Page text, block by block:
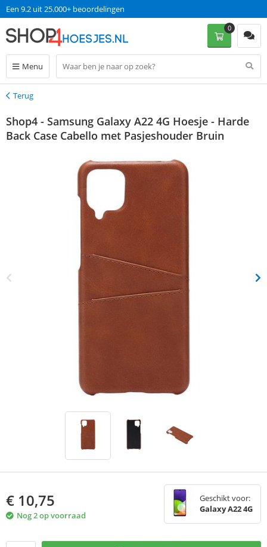
Een 9.2 uit 25.000+ beoordelingen
Menu
0
Terug
Terug
Shop4 - Samsung Galaxy A22 4G Hoesje - Harde
Back Case Cabello met Pasjeshouder Bruin
€ 10,75
Nog 2 op voorraad
Geschikt voor:
Galaxy A22 4G